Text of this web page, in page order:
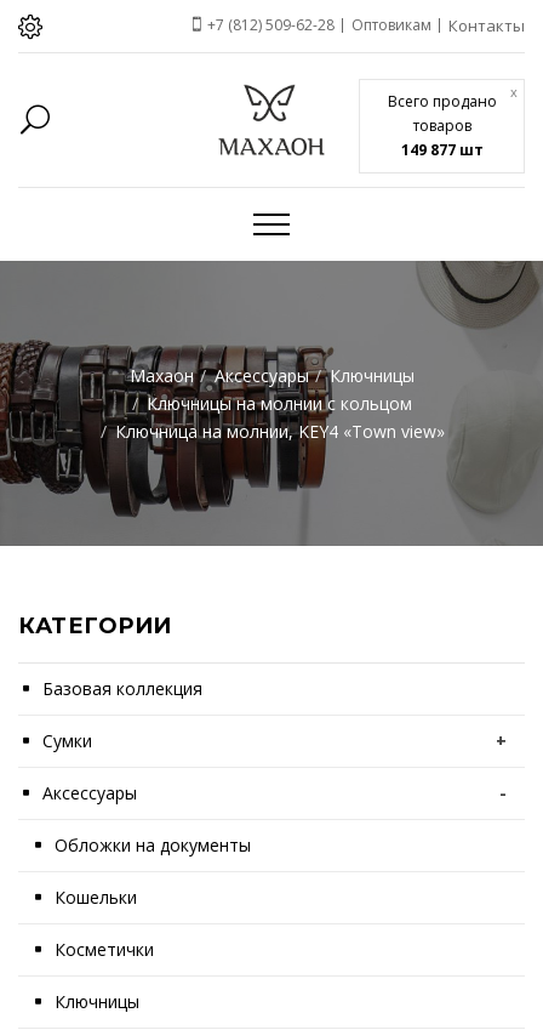
Всего продано
товаров
149 877 шт
x
+7 (812) 509-62-28 Оптовикам Контакты
Махаон Аксессуары
Ключницы
Ключницы на молнии c кольцом
Ключница на молнии, KEY4 «Town view»
КАТЕГОРИИ
Базовая коллекция
Сумки +
Аксессуары -
Обложки на документы
Кошельки
Косметички
Ключницы